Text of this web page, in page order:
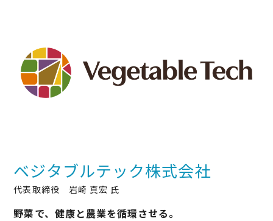
ベジタブルテック株式会社
代表取締役 岩崎 真宏 氏
野菜で、健康と農業を循環させる。